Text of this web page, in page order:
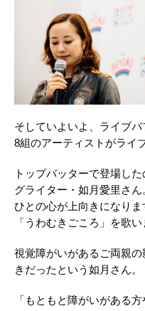
そしていよいよ、ライブ
8組のアーティストがライ
トップバッターで登場し
グライター・如月愛里さん
ひとの心が上向きになり
「うわむきごころ」を歌い
視覚障がいがあるご両親
きだったという如月さん。
「もともと障がいがある